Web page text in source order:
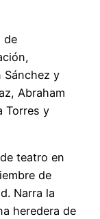
de
Sánchez y
Abraham
Torres y
teatro en
de
Narra la
heredera de